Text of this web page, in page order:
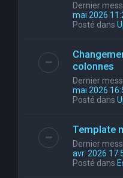
Dernier
mai 2026
Posté dans
colonnes
Dernier
mai 2026
Posté dans
Template
Dernier
avr. 2026
Posté dans